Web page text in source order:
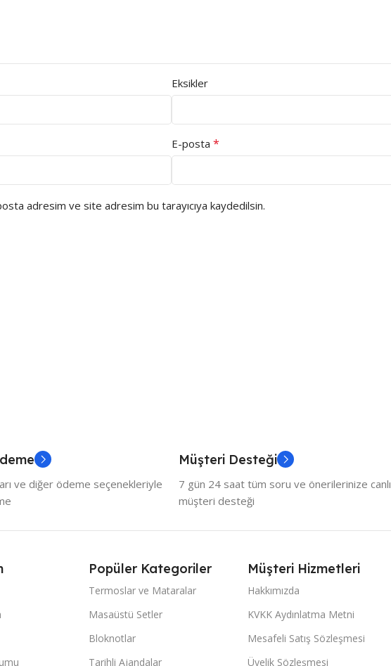
Eksikler
E-posta *
adresim ve site adresim bu tarayıcıya kaydedilsin.
ve diğer ödeme seçenekleriyle
Müşteri Desteği
7 gün 24 saat tüm soru ve önerilerinize canlı
müşteri desteği
Popüler Kategoriler
Termoslar ve Mataralar
Masaüstü Setler
Bloknotlar
Tarihli Ajandalar
Müşteri Hizmetleri
Hakkımızda
KVKK Aydınlatma Metni
Mesafeli Satış Sözleşmesi
Üyelik Sözleşmesi